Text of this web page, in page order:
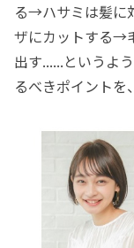
る→ハサミは髪に
ザにカットする→
出す......というよ
るべきポイントを